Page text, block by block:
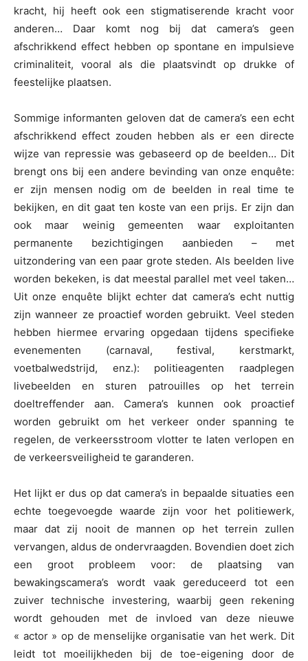
kracht, hij heeft ook een stigmatiserende kracht voor
anderen… Daar komt nog bij dat camera’s geen
afschrikkend effect hebben op spontane en impulsieve
criminaliteit, vooral als die plaatsvindt op drukke of
feestelijke plaatsen.
Sommige informanten geloven dat de camera’s een echt
afschrikkend effect zouden hebben als er een directe
wijze van repressie was gebaseerd op de beelden… Dit
brengt ons bij een andere bevinding van onze enquête:
er zijn mensen nodig om de beelden in real time te
bekijken, en dit gaat ten koste van een prijs. Er zijn dan
ook maar weinig gemeenten waar exploitanten
permanente bezichtigingen aanbieden – met
uitzondering van een paar grote steden. Als beelden live
worden bekeken, is dat meestal parallel met veel taken…
Uit onze enquête blijkt echter dat camera’s echt nuttig
zijn wanneer ze proactief worden gebruikt. Veel steden
hebben hiermee ervaring opgedaan tijdens specifieke
evenementen (carnaval, festival, kerstmarkt,
voetbalwedstrijd, enz.): politieagenten raadplegen
livebeelden en sturen patrouilles op het terrein
doeltreffender aan. Camera’s kunnen ook proactief
worden gebruikt om het verkeer onder spanning te
regelen, de verkeersstroom vlotter te laten verlopen en
de verkeersveiligheid te garanderen.
Het lijkt er dus op dat camera’s in bepaalde situaties een
echte toegevoegde waarde zijn voor het politiewerk,
maar dat zij nooit de mannen op het terrein zullen
vervangen, aldus de ondervraagden. Bovendien doet zich
een groot probleem voor: de plaatsing van
bewakingscamera’s wordt vaak gereduceerd tot een
zuiver technische investering, waarbij geen rekening
wordt gehouden met de invloed van deze nieuwe
« actor » op de menselijke organisatie van het werk. Dit
leidt tot moeilijkheden bij de toe-eigening door de